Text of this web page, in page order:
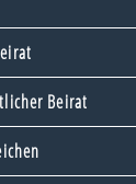
Beirat